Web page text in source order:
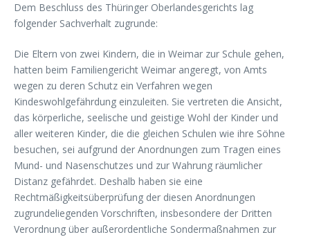
Dem Beschluss des Thüringer Oberlandesgerichts lag
folgender Sachverhalt zugrunde:
Die Eltern von zwei Kindern, die in Weimar zur Schule gehen,
hatten beim Familiengericht Weimar angeregt, von Amts
wegen zu deren Schutz ein Verfahren wegen
Kindeswohlgefährdung einzuleiten. Sie vertreten die Ansicht,
das körperliche, seelische und geistige Wohl der Kinder und
aller weiteren Kinder, die die gleichen Schulen wie ihre Söhne
besuchen, sei aufgrund der Anordnungen zum Tragen eines
Mund- und Nasenschutzes und zur Wahrung räumlicher
Distanz gefährdet. Deshalb haben sie eine
Rechtmäßigkeitsüberprüfung der diesen Anordnungen
zugrundeliegenden Vorschriften, insbesondere der Dritten
Verordnung über außerordentliche Sondermaßnahmen zur